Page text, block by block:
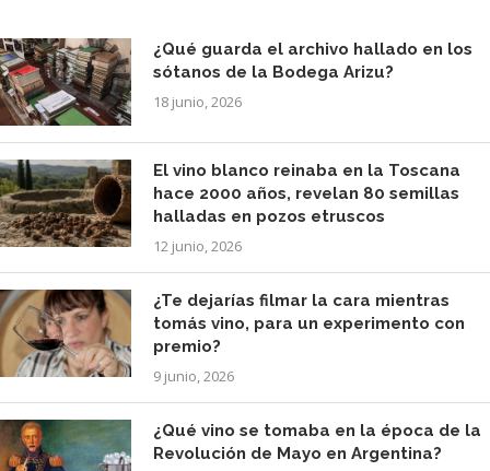
¿Qué guarda el archivo hallado en los
sótanos de la Bodega Arizu?
18 junio, 2026
El vino blanco reinaba en la Toscana
hace 2000 años, revelan 80 semillas
halladas en pozos etruscos
12 junio, 2026
¿Te dejarías filmar la cara mientras
tomás vino, para un experimento con
premio?
9 junio, 2026
¿Qué vino se tomaba en la época de la
Revolución de Mayo en Argentina?